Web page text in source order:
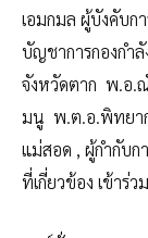
เอมกมล ผู้บังคับก
บัญชาการกองกำลั
จังหวัดตาก พ.อ.ณั
มนู พ.ต.อ.พิทยาก
แม่สอด , ผู้กำกับก
ที่เกี่ยวข้อง เข้าร่